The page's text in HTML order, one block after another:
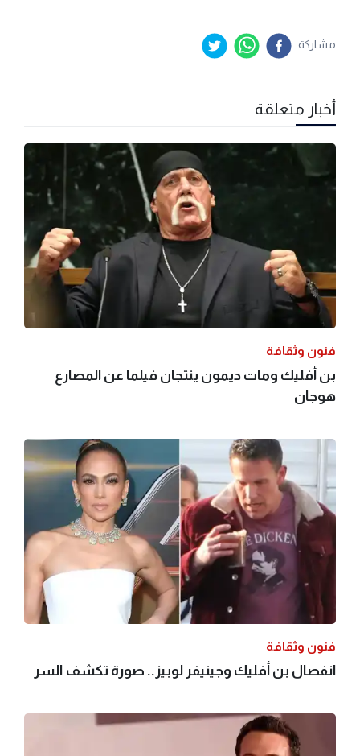
مشاركة
أخبار متعلقة
فنون وثقافة
بن أفليك ومات ديمون ينتجان فيلما عن المصارع
هوجان
فنون وثقافة
انفصال بن أفليك وجينيفر لوبيز.. صورة تكشف السر